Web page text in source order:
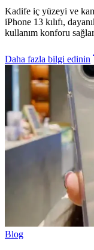
Kadife iç yüzeyi ve
iPhone 13 kılıfı,
kullanım konforu
Daha fazla bilgi edinin
Blog